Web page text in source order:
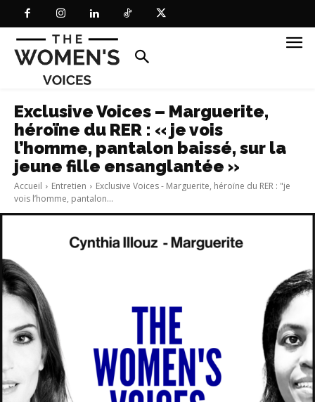
Exclusive Voices – Marguerite,
héroïne du RER : « je vois
l’homme, pantalon baissé, sur la
jeune fille ensanglantée »
Accueil Entretien
Exclusive Voices - Marguerite, héroïne du RER : "je
vois l’homme, pantalon...